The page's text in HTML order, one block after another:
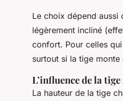
Le choix dépend
légèrement incliné
confort. Pour celles
surtout si la tige
L’influence de la
La hauteur de la tige